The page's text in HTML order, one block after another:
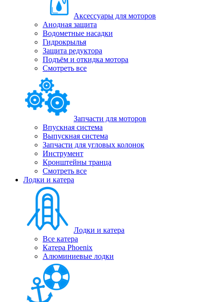
Аксессуары для моторов
Анодная защита
Водометные насадки
Гидрокрылья
Защита редуктора
Подъём и откидка мотора
Смотреть все
Запчасти для моторов
Впускная система
Выпускная система
Запчасти для угловых колонок
Инструмент
Кронштейны транца
Смотреть все
Лодки и катера
Лодки и катера
Все катера
Катера Phoenix
Алюминиевые лодки